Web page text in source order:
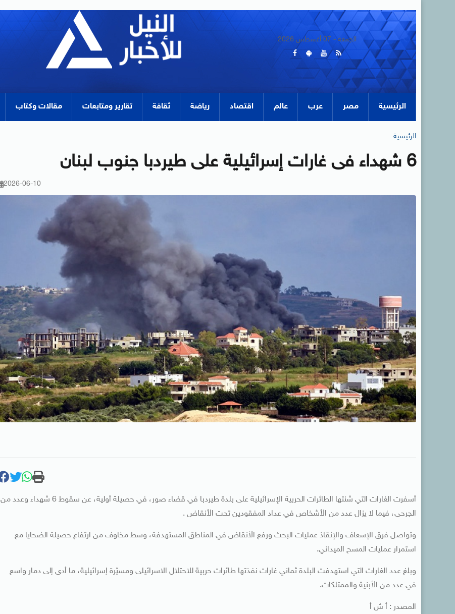
الجمعة - 07 أغسطس 2026
الرئيسية مصر عرب عالم اقتصاد رياضة ثقافة تقارير ومتابعات مقالات وكتاب
الرئيسية
6 شهداء فى غارات إسرائيلية على طيردبا جنوب لبنان
2026-06-10
أسفرت الغارات التي شنتها الطائرات الحربية الإسرائيلية على بلدة طيردبا في قضاء صور، في حصيلة أولية، عن سقوط 6 شهداء وعدد من
الجرحى، فيما لا يزال عدد من الأشخاص في عداد المفقودين تحت الأنقاض .
وتواصل فرق الإسعاف والإنقاذ عمليات البحث ورفع الأنقاض في المناطق المستهدفة، وسط مخاوف من ارتفاع حصيلة الضحايا مع
استمرار عمليات المسح الميداني.
وبلغ عدد الغارات التي استهدفت البلدة ثماني غارات نفذتها طائرات حربية للاحتلال الاسرائيلى ومسيّرة إسرائيلية، ما أدى إلى دمار واسع
في عدد من الأبنية والممتلكات.
المصدر : أ ش أ